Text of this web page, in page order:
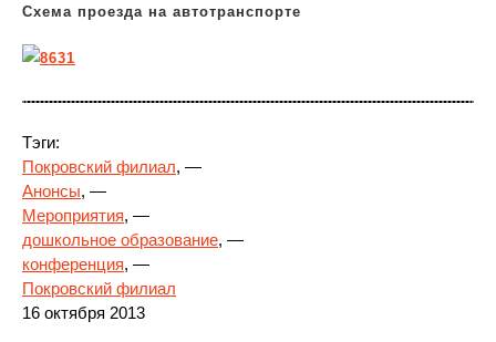
Схема проезда на автотранспорте
Тэги:
Покровский филиал, —
Анонсы, —
Мероприятия, —
дошкольное образование, —
конференция, —
Покровский филиал
16 октября 2013